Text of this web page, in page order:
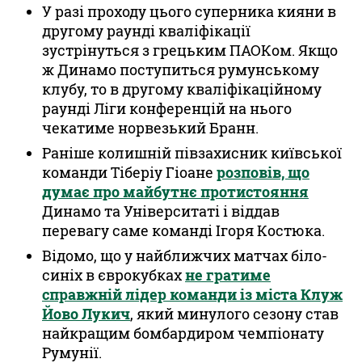
У разі проходу цього суперника кияни в
другому раунді кваліфікації
зустрінуться з грецьким ПАОКом. Якщо
ж Динамо поступиться румунському
клубу, то в другому кваліфікаційному
раунді Ліги конференцій на нього
чекатиме норвезький Бранн.
Раніше колишній півзахисник київської
команди Тіберіу Гіоане розповів, що
думає про майбутнє протистояння
Динамо та Університаті і віддав
перевагу саме команді Ігоря Костюка.
Відомо, що у найближчих матчах біло-
синіх в єврокубкахне гратиме
справжній лідер команди із міста Клуж
Йово Лукич, який минулого сезону став
найкращим бомбардиром чемпіонату
Румунії.